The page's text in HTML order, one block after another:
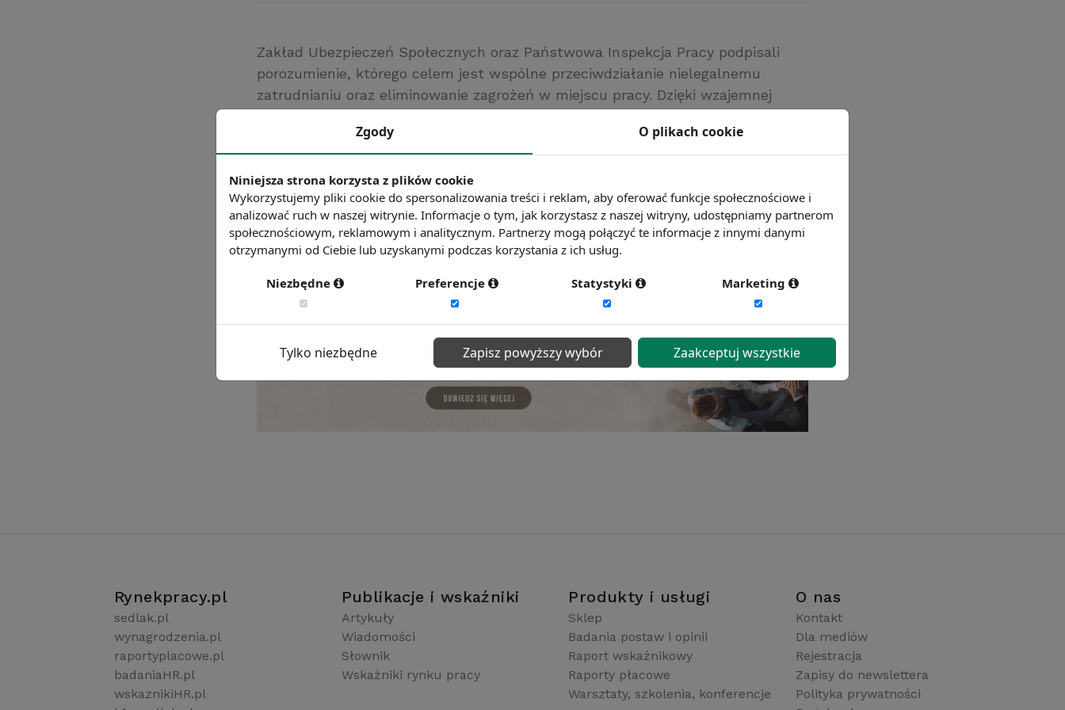
Zakład Ubezpieczeń Społecznych oraz Państwowa Inspekcja Pracy podpisali
porozumienie, którego celem jest wspólne przeciwdziałanie nielegalnemu
zatrudnianiu oraz eliminowanie zagrożeń w miejscu pracy. Dzięki wzajemnej
stwierdzonych u pracodawcy, a docelowo – walka z nimi. Poprzednie
porozumienie między podmiotami zostało zawarte w 2003 roku.
Źródło: zus.pl
Chcesz wiedzieć więcej?Zobacz więcej wiadomości
Rynekpracy.pl
sedlak.pl
wynagrodzenia.pl
raportyplacowe.pl
badaniaHR.pl
wskaznikiHR.pl
Publikacje i wskaźniki
Artykuły
Wiadomości
Słownik
Wskaźniki rynku pracy
Produkty i usługi
Sklep
Badania postaw i opinii
Raport wskaźnikowy
Raporty płacowe
Warsztaty, szkolenia, konferencje
O nas
Kontakt
Dla mediów
Rejestracja
Zapisy do newslettera
Polityka prywatności
Zgody O plikach cookie
Niniejsza strona korzysta z plików cookie
Wykorzystujemy pliki cookie do spersonalizowania treści i reklam, aby oferować funkcje społecznościowe i
analizować ruch w naszej witrynie. Informacje o tym, jak korzystasz z naszej witryny, udostępniamy partnerom
społecznościowym, reklamowym i analitycznym. Partnerzy mogą połączyć te informacje z innymi danymi
otrzymanymi od Ciebie lub uzyskanymi podczas korzystania z ich usług.
Niezbędne Preferencje Statystyki Marketing
Tylko niezbędne Zapisz powyższy wybór Zaakceptuj wszystkie